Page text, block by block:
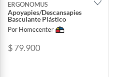
ERGONOMUS
Apoyapies/Descansapies
Basculante Plástico
Por Homecenter
$ 79.900